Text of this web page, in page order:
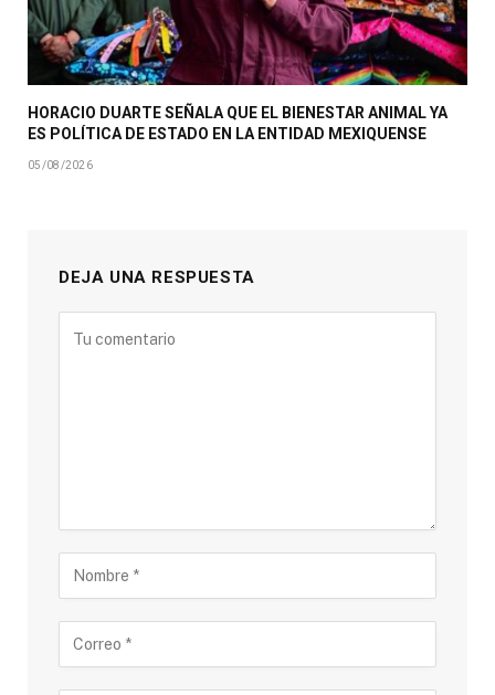
HORACIO DUARTE SEÑALA QUE EL BIENESTAR ANIMAL YA
ES POLÍTICA DE ESTADO EN LA ENTIDAD MEXIQUENSE
05/08/2026
DEJA UNA RESPUESTA